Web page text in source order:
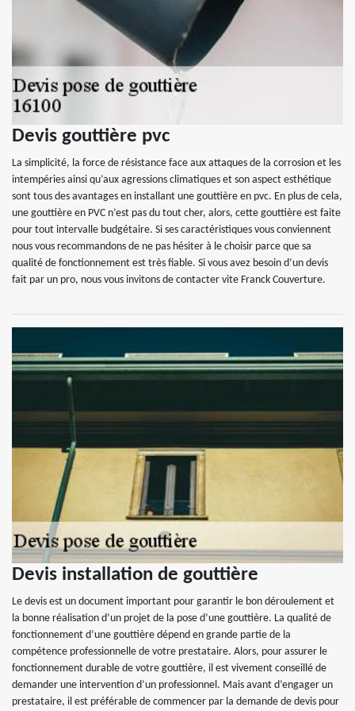
Devis gouttière pvc
La simplicité, la force de résistance face aux attaques de la corrosion et les
intempéries ainsi qu’aux agressions climatiques et son aspect esthétique
sont tous des avantages en installant une gouttière en pvc. En plus de cela,
une gouttière en PVC n’est pas du tout cher, alors, cette gouttière est faite
pour tout intervalle budgétaire. Si ses caractéristiques vous conviennent
nous vous recommandons de ne pas hésiter à le choisir parce que sa
qualité de fonctionnement est très fiable. Si vous avez besoin d’un devis
fait par un pro, nous vous invitons de contacter vite Franck Couverture.
Devis installation de gouttière
Le devis est un document important pour garantir le bon déroulement et
la bonne réalisation d’un projet de la pose d’une gouttière. La qualité de
fonctionnement d’une gouttière dépend en grande partie de la
compétence professionnelle de votre prestataire. Alors, pour assurer le
fonctionnement durable de votre gouttière, il est vivement conseillé de
demander une intervention d’un professionnel. Mais avant d’engager un
prestataire, il est préférable de commencer par la demande de devis pour